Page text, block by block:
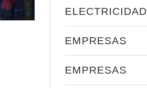
ELECTRICIDAD
EMPRESAS
EMPRESAS